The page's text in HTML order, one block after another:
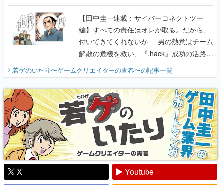
に行って、より理解を深めよう【PR】
【田中圭一連載：サイバーコネクトツー
編】すべての責任はオレが取る。だから、
付いてきてくれないか──男の熱意はチーム
解散の危機を救い、『.hack』成功の活路を
開く。業界の快男児・松山 洋に流れる血は
『少年ジャンプ』色だった【若ゲのいた
り】
若ゲのいたり〜ゲームクリエイターの青春〜の記事一覧
X
Youtube